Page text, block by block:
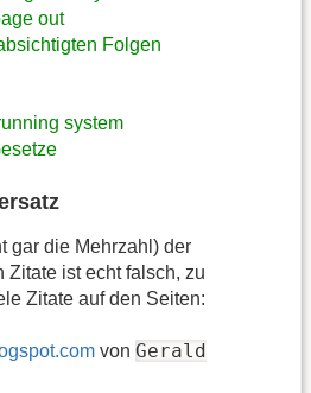
out
Folgen
system
gar die Mehrzahl) der
Zitate ist echt falsch, zu
Zitate auf den Seiten:
vonGerald